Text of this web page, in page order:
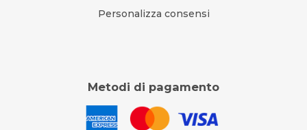
Personalizza consensi
Metodi di pagamento